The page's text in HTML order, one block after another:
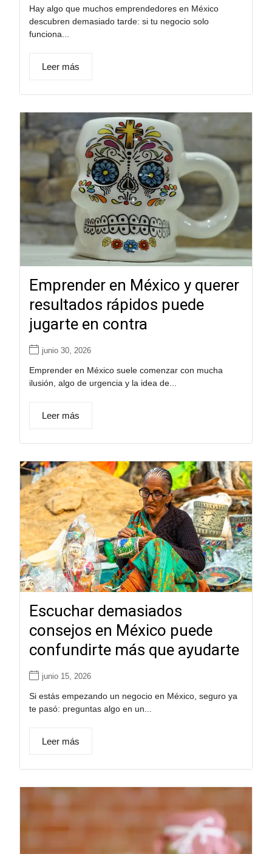
Hay algo que muchos emprendedores en México
descubren demasiado tarde: si tu negocio solo
funciona...
Leer más
Emprender en México y querer
resultados rápidos puede
jugarte en contra
junio 30, 2026
Emprender en México suele comenzar con mucha
ilusión, algo de urgencia y la idea de...
Leer más
Escuchar demasiados
consejos en México puede
confundirte más que ayudarte
junio 15, 2026
Si estás empezando un negocio en México, seguro ya
te pasó: preguntas algo en un...
Leer más